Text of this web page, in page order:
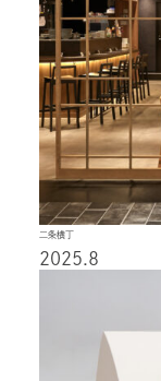
二条横丁
2025.8